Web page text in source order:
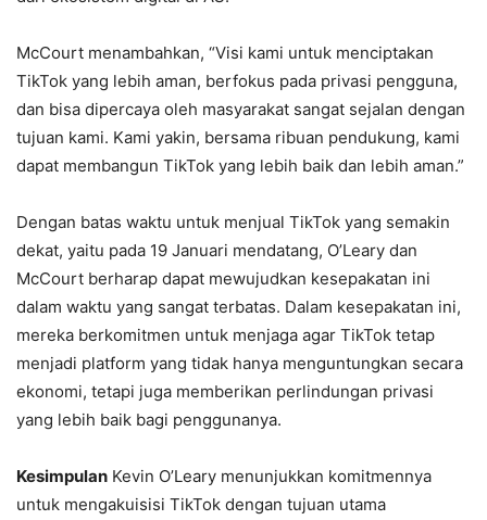
McCourt menambahkan, “Visi kami untuk menciptakan
TikTok yang lebih aman, berfokus pada privasi pengguna,
dan bisa dipercaya oleh masyarakat sangat sejalan dengan
tujuan kami. Kami yakin, bersama ribuan pendukung, kami
dapat membangun TikTok yang lebih baik dan lebih aman.”
Dengan batas waktu untuk menjual TikTok yang semakin
dekat, yaitu pada 19 Januari mendatang, O’Leary dan
McCourt berharap dapat mewujudkan kesepakatan ini
dalam waktu yang sangat terbatas. Dalam kesepakatan ini,
mereka berkomitmen untuk menjaga agar TikTok tetap
menjadi platform yang tidak hanya menguntungkan secara
ekonomi, tetapi juga memberikan perlindungan privasi
yang lebih baik bagi penggunanya.
Kesimpulan Kevin O’Leary menunjukkan komitmennya
untuk mengakuisisi TikTok dengan tujuan utama